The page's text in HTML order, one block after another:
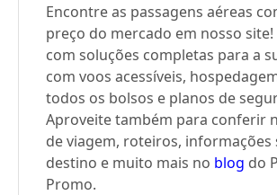
Encontre as passagens aéreas
preço do mercado em nosso
com soluções completas para a
com voos acessíveis,
todos os bolsos e planos de
Aproveite também para conferir
de viagem, roteiros, informações
destino e muito mais no blog do
Promo.